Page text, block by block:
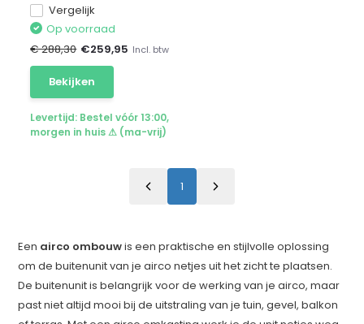
Vergelijk
Op voorraad
€ 288,30 €259,95 Incl. btw
Bekijken
Levertijd: Bestel vóór 13:00,
morgen in huis ⚠ (ma-vrij)
1
Een airco ombouwis een praktische en stijlvolle oplossing
om de buitenunit van je airco netjes uit het zicht te plaatsen.
De buitenunit is belangrijk voor de werking van je airco, maar
past niet altijd mooi bij de uitstraling van je tuin, gevel, balkon